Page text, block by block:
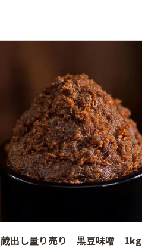
蔵出し量り売り 黒豆味噌 1kg